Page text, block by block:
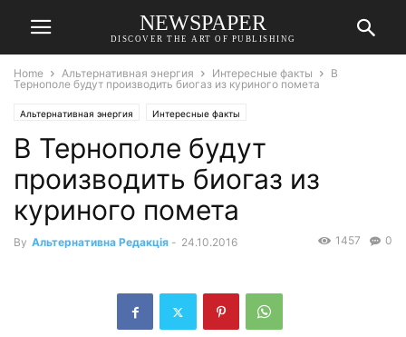
NEWSPAPER
DISCOVER THE ART OF PUBLISHING
Home Альтернативная энергия Интересные факты
В
Тернополе будут производить биогаз из куриного помета
Альтернативная энергия Интересные факты
В Тернополе будут
производить биогаз из
куриного помета
By Альтернативна Редакція - 24.10.2016 0
1457